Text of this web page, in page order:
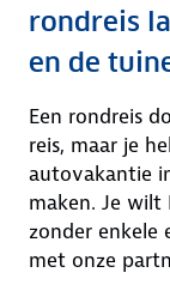
rondreis
en de
Een rondreis
reis, maar je
autovakantie
maken. Je
zonder enkele
met onze